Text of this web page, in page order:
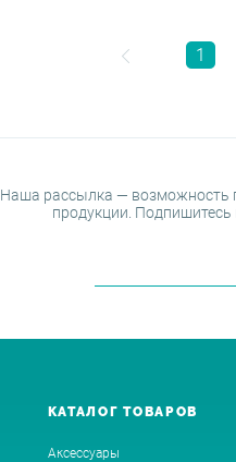
1
Наша рассылка — возможность
продукции. Подпишитесь
КАТАЛОГ ТОВАРОВ
Аксессуары